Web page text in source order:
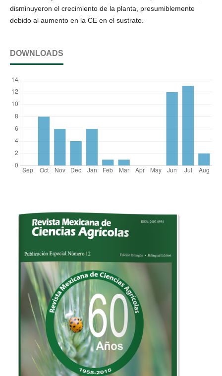
disminuyeron el crecimiento de la planta, presumiblemente
debido al aumento en la CE en el sustrato.
DOWNLOADS